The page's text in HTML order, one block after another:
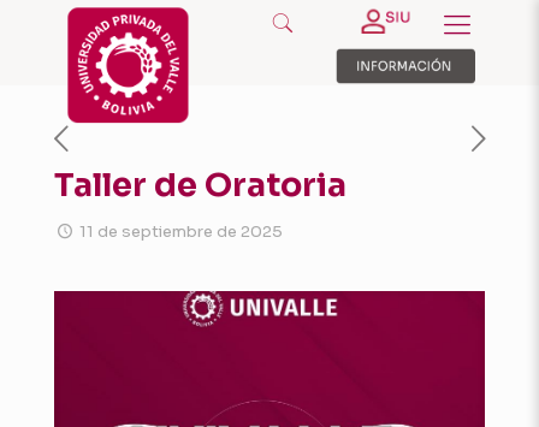
Taller de Oratoria
11 de septiembre de 2025